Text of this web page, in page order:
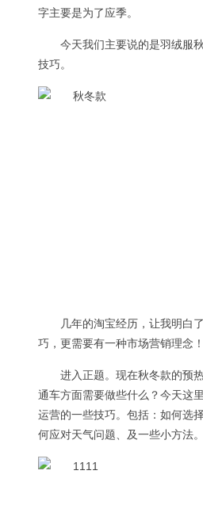
字主要是为了应季。
今天我们主要说的是羽绒服
技巧。
几年的淘宝经历，让我明白
巧，更需要有一种市场营销理念！
进入正题。现在秋冬款的预
通车方面需要做些什么？今天这
运营的一些技巧。包括：如何选
何应对天气问题、及一些小方法。